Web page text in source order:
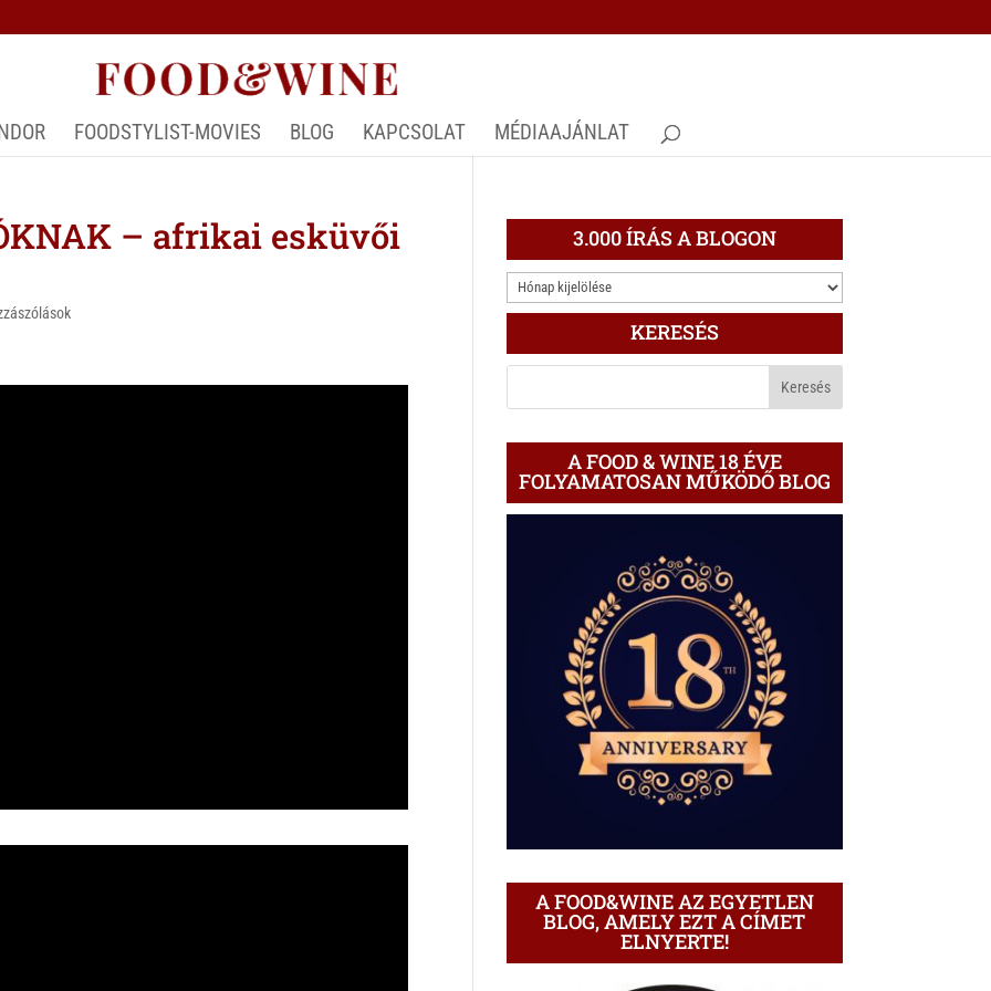
FOODSTYLIST-MOVIES BLOG KAPCSOLAT MÉDIAAJÁNLAT
– afrikai esküvői 3.000 ÍRÁS A BLOGON
3.000
ÍRÁS
BLOGON
KERESÉS
A FOOD & WINE 18 ÉVE
FOLYAMATOSAN MŰKÖDŐ BLOG
A FOOD&WINE AZ EGYETLEN
BLOG, AMELY EZT A CÍMET
ELNYERTE!